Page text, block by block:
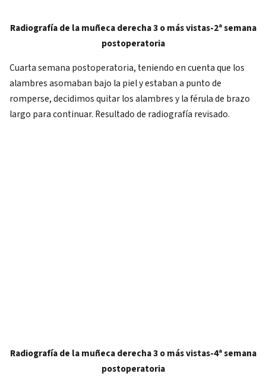
Radiografía de la muñeca derecha 3 o más vistas-2ª semana
postoperatoria
Cuarta semana postoperatoria, teniendo en cuenta que los
alambres asomaban bajo la piel y estaban a punto de
romperse, decidimos quitar los alambres y la férula de brazo
largo para continuar. Resultado de radiografía revisado.
Radiografía de la muñeca derecha 3 o más vistas-4ª semana
postoperatoria